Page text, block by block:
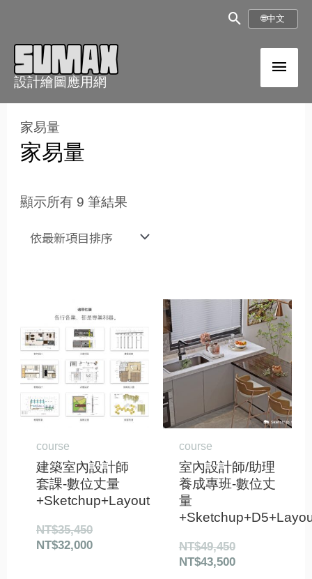
搜
🌐中文
設計繪圖應用網
主
選
家易量
家易量
顯示所有 9 筆結果
依
course
建築室內設計師
套課-數位丈量
+Sketchup+Layout
NT$35,450
始
價
格：
NT$35,450。
NT$32,000
前
價
格：
NT$32,000。
course
室內設計師/助理
養成專班-數位丈
量
NT$49,450
原
始
價
格：
NT$49,450。
NT$43,500
目
前
價
格：
NT$43,500。